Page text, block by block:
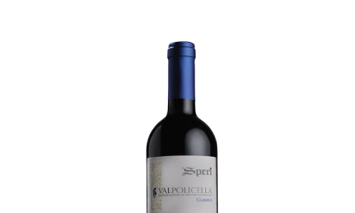
+ AGGIUNGI AL
CARRELLO